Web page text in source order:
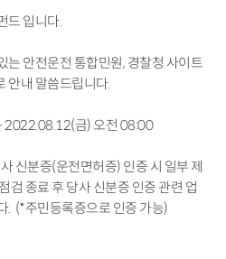
드 입니다.
는 안전운전 통합민원, 경찰청 사이트
안내 말씀드립니다.
2022.08.12(금) 오전 08:00
신분증(운전면허증) 인증 시 일부 제
검 종료 후 당사 신분증 인증 관련 업
. (*주민등록증으로 인증 가능)